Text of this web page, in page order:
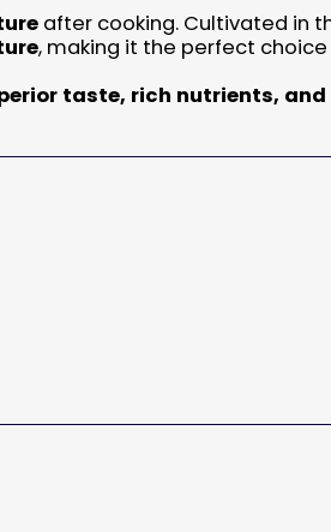
after cooking. Cultivated in
, making it the perfect
taste, rich nutrients, and